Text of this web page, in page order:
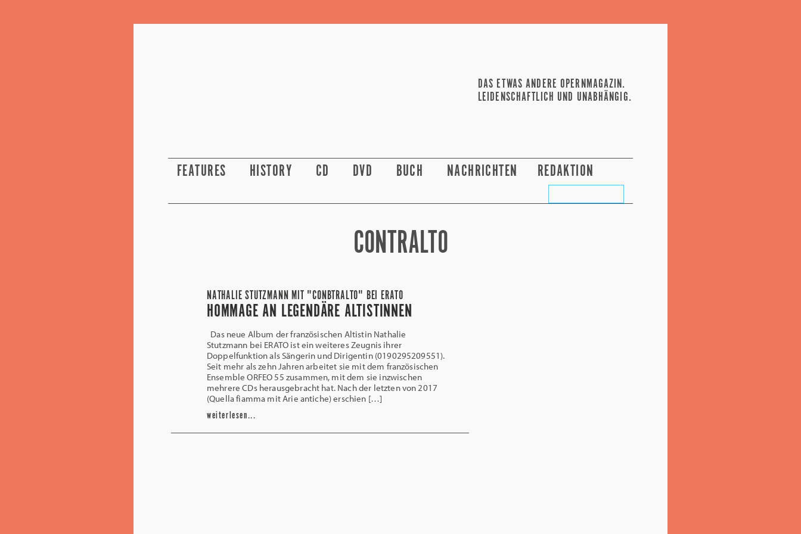
DAS ETWAS ANDERE OPERNMAGAZIN.
LEIDENSCHAFTLICH UND UNABHÄNGIG.
FEATURES HISTORY CD DVD BUCH NACHRICHTEN REDAKTION
CONTRALTO
NATHALIE STUTZMANN MIT "CONBTRALTO" BEI ERATO
HOMMAGE AN LEGENDÄRE ALTISTINNEN
Das neue Album der französischen Altistin Nathalie
Stutzmann bei ERATO ist ein weiteres Zeugnis ihrer
Doppelfunktion als Sängerin und Dirigentin (0190295209551).
Seit mehr als zehn Jahren arbeitet sie mit dem französischen
Ensemble ORFEO 55 zusammen, mit dem sie inzwischen
mehrere CDs herausgebracht hat. Nach der letzten von 2017
(Quella fiamma mit Arie antiche) erschien […]
weiterlesen...